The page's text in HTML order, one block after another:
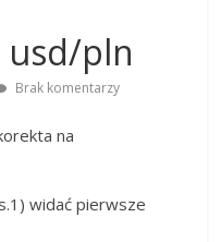
usd/pln
Brak komentarzy
na
widać pierwsze